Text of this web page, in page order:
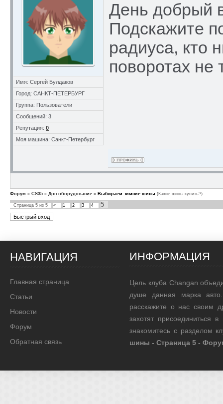
Имя: Сергей Булдаков
Город: САНКТ-ПЕТЕРБУРГ
Группа: Пользователи
Сообщений: 3
Репутация: 0
Моя машина: Санкт-Петербург
День добрый
Подскажите
радиуса, кто
поворотах не
Форум » CS35 » Доп оборудование » Выбираем зимние шины (Какие шины купить?)
Страница 5 из 5 « 1 2 3 4 5
НАВИГАЦИЯ
Главная страница
Статьи
Новости
Форум
Обратная связь
ИНФОРМАЦИЯ
Цель клуба Changan
душе данная марка
расскажите о нас своим
захотят присоединиться
знакомитесь с разделом
шины - Страница 5 -